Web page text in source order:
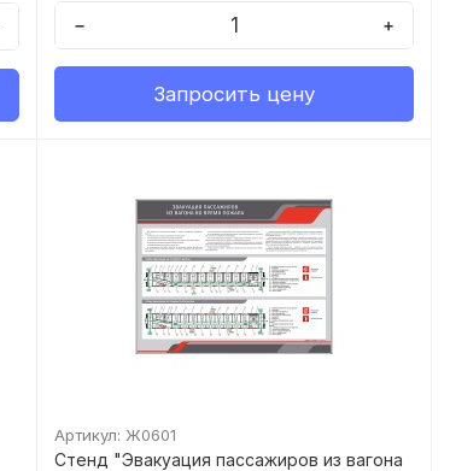
− +
Запросить цену
Артикул: Ж0601
Стенд "Эвакуация пассажиров из вагона